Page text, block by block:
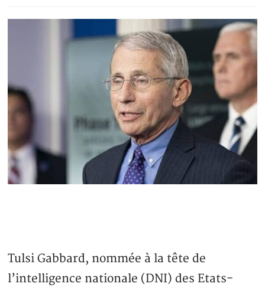
Tulsi Gabbard, nommée à la tête de
l’intelligence nationale (DNI) des Etats-